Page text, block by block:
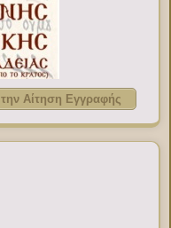
Αίτηση Εγγραφής